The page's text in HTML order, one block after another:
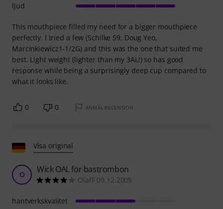
This mouthpiece filled my need for a bigger mouthpiece
perfectly. I tried a few (Schilke 59, Doug Yeo,
Marcinkiewicz1-1/2G) and this was the one that suited me
best. Light weight (lighter than my 3AL!) so has good
response while being a surprisingly deep cup compared to
what it looks like.
ljud
0 0 ANMÄL RECENSION
Visa original
O Wick OAL för bastrombon
OlafF 09.12.2009
hantverkskvalitet